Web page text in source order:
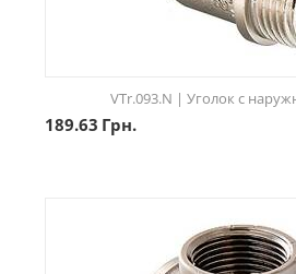
VTr.093.N | Уголок с
189.63 Грн.